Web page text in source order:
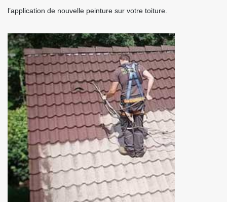
l’application de nouvelle peinture sur votre toiture.